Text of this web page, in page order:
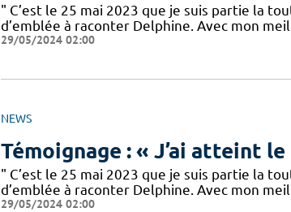
" C’est le 25 mai 2023 que je suis partie la
d’emblée à raconter Delphine. Avec mon
29/05/2024 02:00
NEWS
Témoignage : « J’ai atteint
" C’est le 25 mai 2023 que je suis partie la
d’emblée à raconter Delphine. Avec mon
29/05/2024 02:00